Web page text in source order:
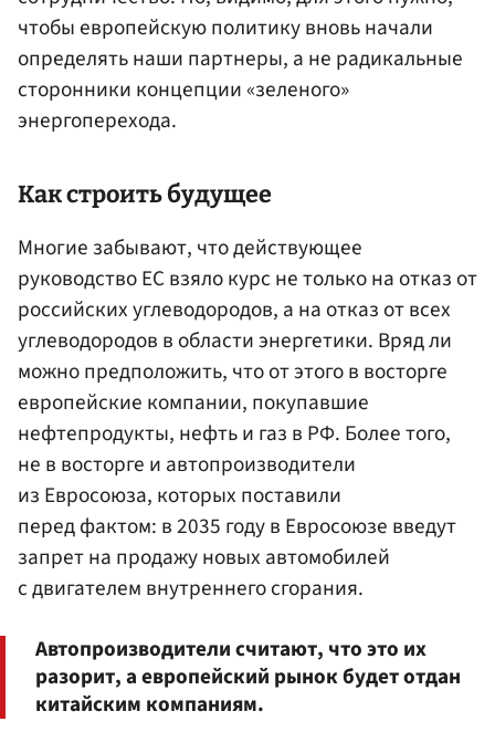
чтобы европейскую политику вновь начали
определять наши партнеры, а не радикальные
сторонники концепции «зеленого»
энергоперехода.
Как строить будущее
Многие забывают, что действующее
руководство ЕС взяло курс не только на отказ от
российских углеводородов, а на отказ от всех
углеводородов в области энергетики. Вряд ли
можно предположить, что от этого в восторге
европейские компании, покупавшие
нефтепродукты, нефть и газ в РФ. Более того,
не в восторге и автопроизводители
из Евросоюза, которых поставили
перед фактом: в 2035 году в Евросоюзе введут
запрет на продажу новых автомобилей
с двигателем внутреннего сгорания.
Автопроизводители считают, что это их
разорит, а европейский рынок будет отдан
китайским компаниям.